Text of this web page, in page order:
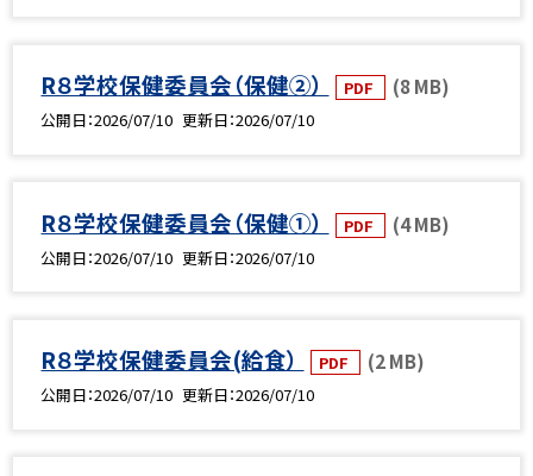
R８学校保健委員会（保健②） PDF (8 MB)
公開日 2026/07/10 更新日 2026/07/10
R８学校保健委員会（保健①） PDF (4 MB)
公開日 2026/07/10 更新日 2026/07/10
R８学校保健委員会(給食） PDF (2 MB)
公開日 2026/07/10 更新日 2026/07/10